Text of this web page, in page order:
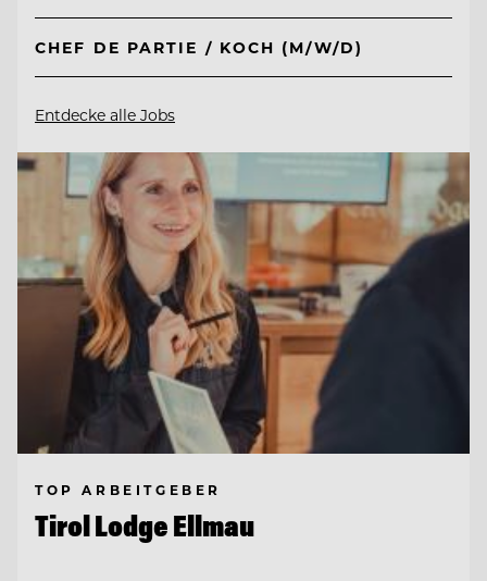
CHEF DE PARTIE / KOCH (M/W/D)
Entdecke alle Jobs
TOP ARBEITGEBER
Tirol Lodge Ellmau